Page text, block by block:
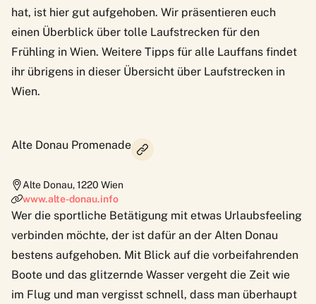
hat, ist hier gut aufgehoben. Wir präsentieren euch
einen Überblick über tolle Laufstrecken für den
Frühling in Wien. Weitere Tipps für alle Lauffans findet
ihr übrigens in dieser Übersicht über Laufstrecken in
Wien.
Alte Donau Promenade
Alte Donau,1220 Wien
www.alte-donau.info
Wer die sportliche Betätigung mit etwas Urlaubsfeeling
verbinden möchte, der ist dafür an der Alten Donau
bestens aufgehoben. Mit Blick auf die vorbeifahrenden
Boote und das glitzernde Wasser vergeht die Zeit wie
im Flug und man vergisst schnell, dass man überhaupt